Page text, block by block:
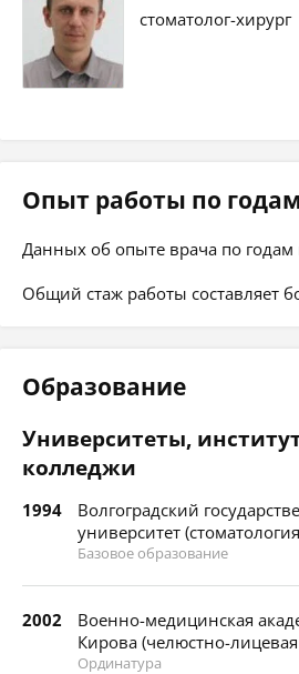
стоматолог-хирург
Опыт работы по годам
Данных об опыте врача по
Общий стаж работы составляет
Образование
Университеты,
колледжи
1994
Волгоградский
университет
Базовое образование
2002
Военно-медицинская
Кирова (челюстно-
Ординатура